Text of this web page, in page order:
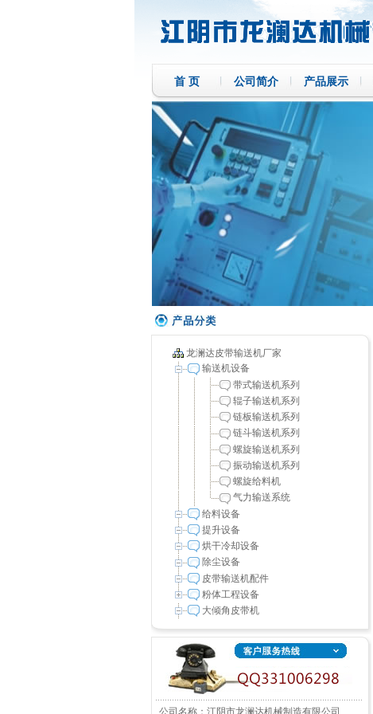
首 页 公司简介 产品展示
龙澜达皮带输送机厂家
输送机设备
带式输送机系列
辊子输送机系列
链板输送机系列
链斗输送机系列
螺旋输送机系列
振动输送机系列
螺旋给料机
气力输送系统
给料设备
提升设备
烘干冷却设备
除尘设备
皮带输送机配件
粉体工程设备
大倾角皮带机
公司名称：江阴市龙澜达机械制造有限公司